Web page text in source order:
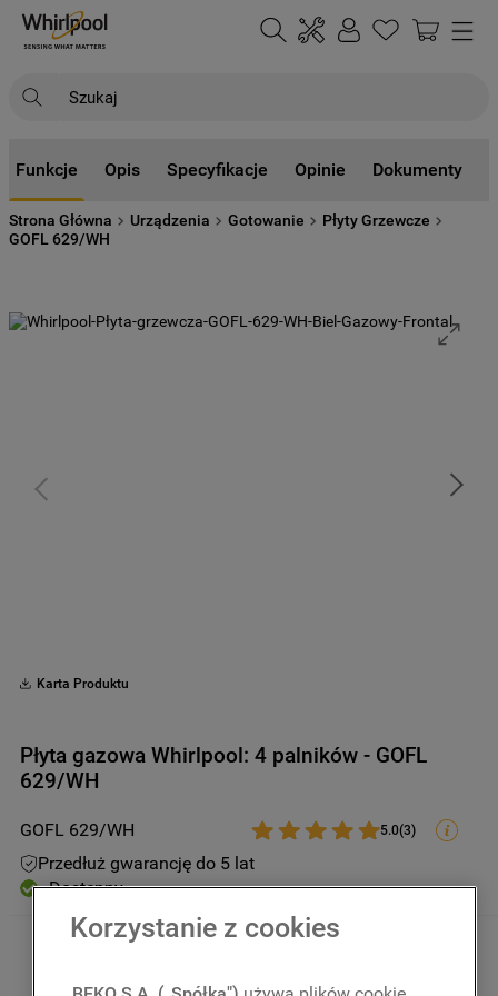
Funkcje Opis Specyfikacje Opinie Dokumenty
Strona Główna Urządzenia Gotowanie
Płyty Grzewcze
GOFL 629/WH
Karta Produktu
Płyta gazowa Whirlpool: 4 palników - GOFL
629/WH
GOFL 629/WH 5.0(3)
Przedłuż gwarancję do 5 lat
Dostępny
Korzystanie z cookies
NAJCZĘŚCIEJ SZUKANE
1.
2. lodówki
pralka